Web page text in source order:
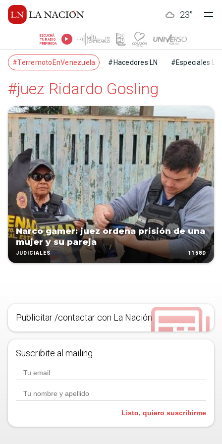
23°
ESCUCHÁ
TU RADIO
PREFERIDA
#TerremotoEnVenezuela #Hacedores LN #Especiales LN
#juez Ridardo Gosling
Narco gamer: juez ordena prisión de una
mujer y su pareja
JUDICIALES 1158D
Publicitar /contactar con La Nación
Suscribite al mailing.
Listo, quiero suscribirme